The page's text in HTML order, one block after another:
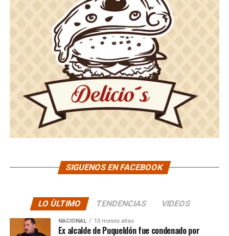
SIGUENOS EN FACEBOOK
LO ÙLTIMO TENDENCIAS VIDEOS
NACIONAL 10 meses atras
Ex alcalde de Puqueldón fue condenado por